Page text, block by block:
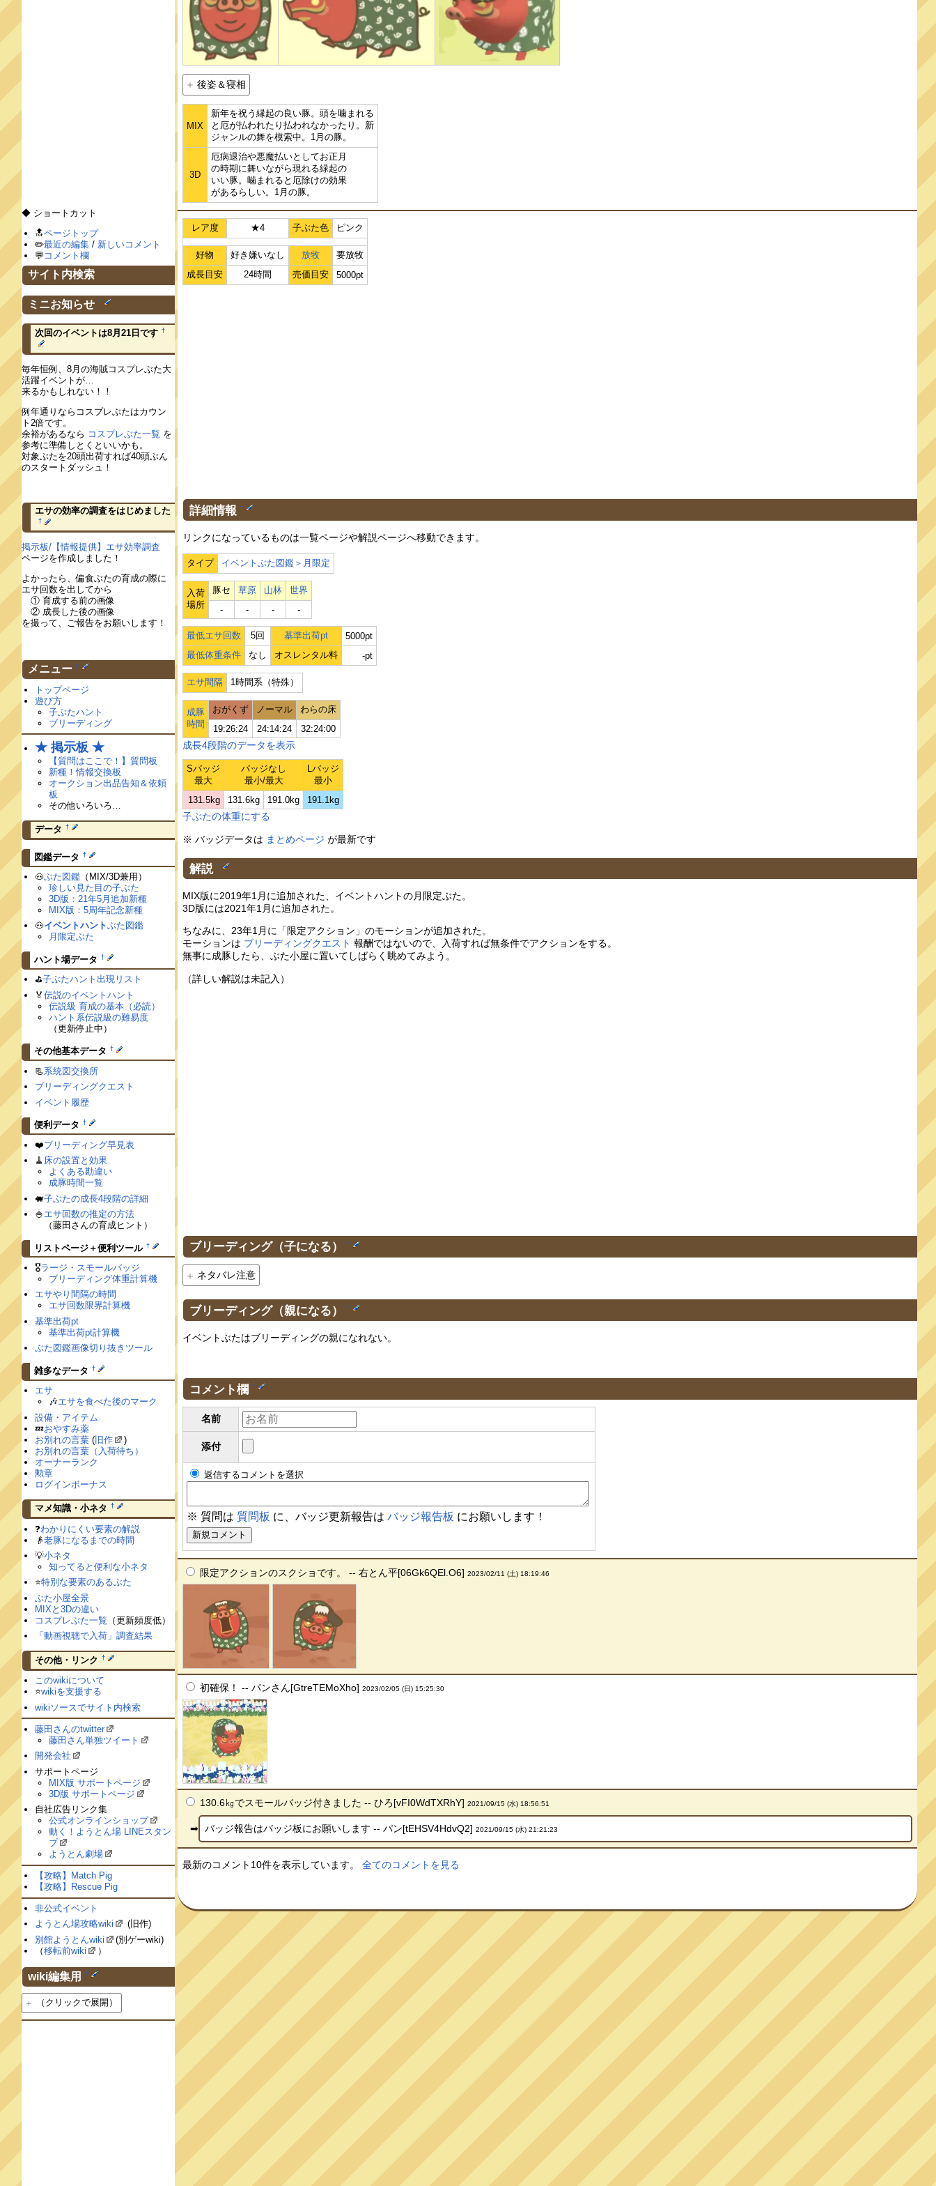
後姿＆寝相
MIX
新年を祝う縁起の良い豚。頭を噛まれる
と厄が払われたり払われなかったり。新
ジャンルの舞を模索中。1月の豚。
3D
厄病退治や悪魔払いとしてお正月
の時期に舞いながら現れる緑起の
いい豚。噛まれると厄除けの効果
があるらしい。1月の豚。
レア度 ★4 子ぶた色 ピンク
好物 好き嫌いなし 放牧
要放牧
成長目安
24時間 売価目安 5000pt
詳細情報 †
リンクになっているものは一覧ページや解説ページへ移動できます。
タイプ イベントぶた図鑑＞月限定
入荷
場所
豚セ 草原 山林
世界
‐
‐ ‐ ‐
最低エサ回数 5回 基準出荷pt
5000pt
最低体重条件
なし オスレンタル料 -pt
エサ間隔 1時間系（特殊）
成豚
時間
おがくず ノーマル
わらの床
19:26:24
24:14:24 32:24:00
成長4段階のデータを表示
Sバッジ
最大
バッジなし
最小/最大
Lバッジ
最小
131.5kg
131.6kg 191.0kg 191.1kg
子ぶたの体重にする
※ バッジデータは まとめページ が最新です
解説 †
MIX版に2019年1月に追加された、イベントハントの月限定ぶた。
3D版には2021年1月に追加された。
ちなみに、23年1月に「限定アクション」のモーションが追加された。
モーションは ブリーディングクエスト 報酬ではないので、入荷すれば無条件でアクションをする。
無事に成豚したら、ぶた小屋に置いてしばらく眺めてみよう。
（詳しい解説は未記入）
ブリーディング（子になる） †
ネタバレ注意
ブリーディング（親になる） †
イベントぶたはブリーディングの親になれない。
コメント欄 †
名前
添付
返信するコメントを選択
※ 質問は 質問板 に、バッジ更新報告はバッジ報告板 にお願いします！
限定アクションのスクショです。 -- 右とん平[06Gk6QEl.O6]2023/02/11 (土) 18:19:46
初確保！ -- パンさん[GtreTEMoXho]2023/02/05 (日) 15:25:30
130.6㎏でスモールバッジ付きました -- ひろ[vFI0WdTXRhY]2021/09/15 (水) 18:56:51
バッジ報告はバッジ板にお願いします -- パン[tEHSV4HdvQ2]2021/09/15 (水) 21:21:23
最新のコメント10件を表示しています。全てのコメントを見る
◆ ショートカット
🔝ページトップ
✏️最近の編集 / 新しいコメント
💬 コメント欄
サイト内検索
ミニお知らせ †
次回のイベントは8月21日です †
毎年恒例、8月の海賊コスプレぶた大
活躍イベントが…
来るかもしれない！！
例年通りならコスプレぶたはカウン
ト2倍です。
余裕があるなら コスプレぶた一覧 を
参考に準備しとくといいかも。
対象ぶたを20頭出荷すれば40頭ぶん
のスタートダッシュ！
エサの効率の調査をはじめました
†
掲示板/【情報提供】エサ効率調査
ページを作成しました！
よかったら、偏食ぶたの育成の際に
エサ回数を出してから
① 育成する前の画像
② 成長した後の画像
を撮って、ご報告をお願いします！
メニュー †
トップページ
遊び方
子ぶたハント
ブリーディング
★ 掲示板 ★
【質問はここで！】質問板
新種！情報交換板
オークション出品告知＆依頼
板
その他いろいろ…
データ †
図鑑データ †
🐽ぶた図鑑 （MIX/3D兼用）
珍しい見た目の子ぶた
3D版：21年5月追加新種
MIX版：5周年記念新種
🐽イベントハントぶた図鑑
月限定ぶた
ハント場データ †
⛳️子ぶたハント出現リスト
🏅伝説のイベントハント
伝説級 育成の基本（必読）
ハント系伝説級の難易度
（更新停止中）
その他基本データ †
📃系統図交換所
ブリーディングクエスト
イベント履歴
便利データ †
❤️ブリーディング早見表
🧹 床の設置と効果
よくある勘違い
成豚時間一覧
🐖子ぶたの成長4段階の詳細
🍚 エサ回数の推定の方法
（藤田さんの育成ヒント）
リストページ＋便利ツール †
🎖ラージ・スモールバッジ
ブリーディング体重計算機
エサやり間隔の時間
エサ回数限界計算機
基準出荷pt
基準出荷pt計算機
ぶた図鑑画像切り抜きツール
雑多なデータ †
エサ
🎶エサを食べた後のマーク
設備・アイテム
💤おやすみ薬
お別れの言葉 (旧作
)
お別れの言葉（入荷待ち）
オーナーランク
勲章
ログインボーナス
マメ知識・小ネタ †
❓わかりにくい要素の解説
👴老豚になるまでの時間
💡小ネタ
知ってると便利な小ネタ
⭐️特別な要素のあるぶた
ぶた小屋全景
MIXと3Dの違い
コスプレぶた一覧 （更新頻度低）
「動画視聴で入荷」調査結果
その他・リンク †
このwikiについて
⭐️wikiを支援する
wikiソースでサイト内検索
藤田さんのtwitter
藤田さん単独ツイート
開発会社
サポートページ
MIX版 サポートページ
3D版 サポートページ
自社広告リンク集
公式オンラインショップ
動く！ようとん場 LINEスタン
プ
ようとん劇場
【攻略】Match Pig
【攻略】Rescue Pig
非公式イベント
ようとん場攻略wiki
(旧作)
別館ようとんwiki
(別ゲーwiki)
（移転前wiki ）
wiki編集用 †
（クリックで展開）